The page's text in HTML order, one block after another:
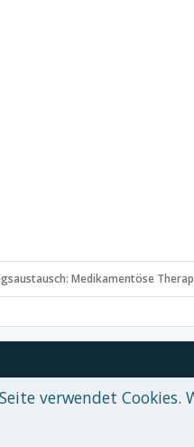
Medikamentöse
© 2010-2018 XenForo Ltd.-
verwendet